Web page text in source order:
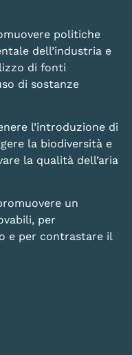
politiche
dell’industria e
di fonti
di sostanze
l’introduzione di
la biodiversità e
la qualità dell’aria
un
per
e per contrastare il